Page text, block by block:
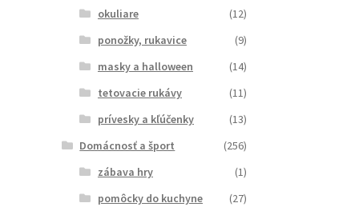
okuliare
(12)
ponožky, rukavice
(9)
masky a halloween
(14)
tetovacie rukávy
(11)
prívesky a kľúčenky
(13)
Domácnosť a šport
(256)
zábava hry
(1)
pomôcky do kuchyne
(27)